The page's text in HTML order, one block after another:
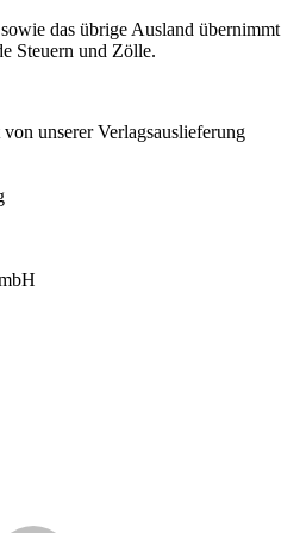
das übrige Ausland übernimmt
Steuern und Zölle.
unserer Verlagsauslieferung